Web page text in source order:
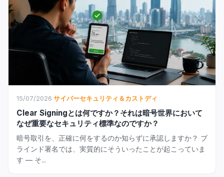
15/07/2026·サイバーセキュリティ＆カストディ
Clear Signingとは何ですか？それは暗号世界において
なぜ重要なセキュリティ標準なのですか？
暗号取引を、正確に何をするのか知らずに承認しますか？ ブ
ラインド署名では、実質的にそういったことが起こっていま
す — そ...